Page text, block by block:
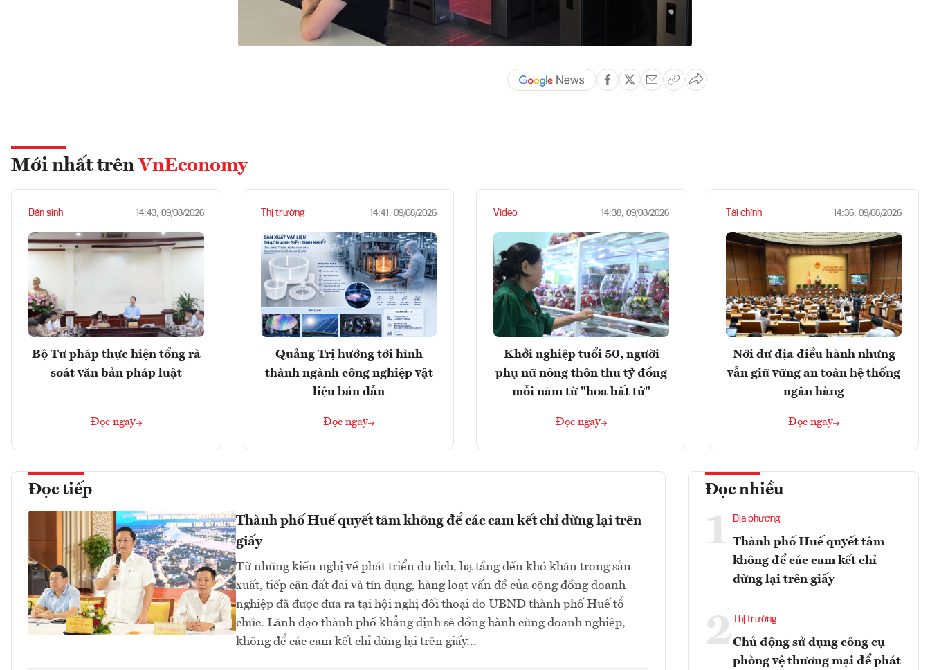
Mới nhất trên VnEconomy
Dân sinh 14:43, 09/08/2026
Bộ Tư pháp thực hiện tổng rà
soát văn bản pháp luật
Đọc ngay
Thị trường 14:41, 09/08/2026
Quảng Trị hướng tới hình
thành ngành công nghiệp vật
liệu bán dẫn
Đọc ngay
Video 14:38, 09/08/2026
Khởi nghiệp tuổi 50, người
phụ nữ nông thôn thu tỷ đồng
mỗi năm từ "hoa bất tử"
Đọc ngay
Tài chính 14:36, 09/08/2026
Nới dư địa điều hành nhưng
vẫn giữ vững an toàn hệ thống
ngân hàng
Đọc ngay
Đọc tiếp
Thành phố Huế quyết tâm không để các cam kết chỉ dừng lại trên
giấy
Từ những kiến nghị về phát triển du lịch, hạ tầng đến khó khăn trong sản
xuất, tiếp cận đất đai và tín dụng, hàng loạt vấn đề của cộng đồng doanh
nghiệp đã được đưa ra tại hội nghị đối thoại do UBND thành phố Huế tổ
chức. Lãnh đạo thành phố khẳng định sẽ đồng hành cùng doanh nghiệp,
không để các cam kết chỉ dừng lại trên giấy...
Đọc nhiều
1 Địa phương
Thành phố Huế quyết tâm
không để các cam kết chỉ
dừng lại trên giấy
2 Thị trường
Chủ động sử dụng công cụ
phòng vệ thương mại để phát